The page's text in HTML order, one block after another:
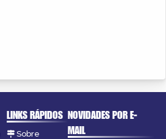
LINKS RÁPIDOS
Sobre
NOVIDADES POR E-
MAIL